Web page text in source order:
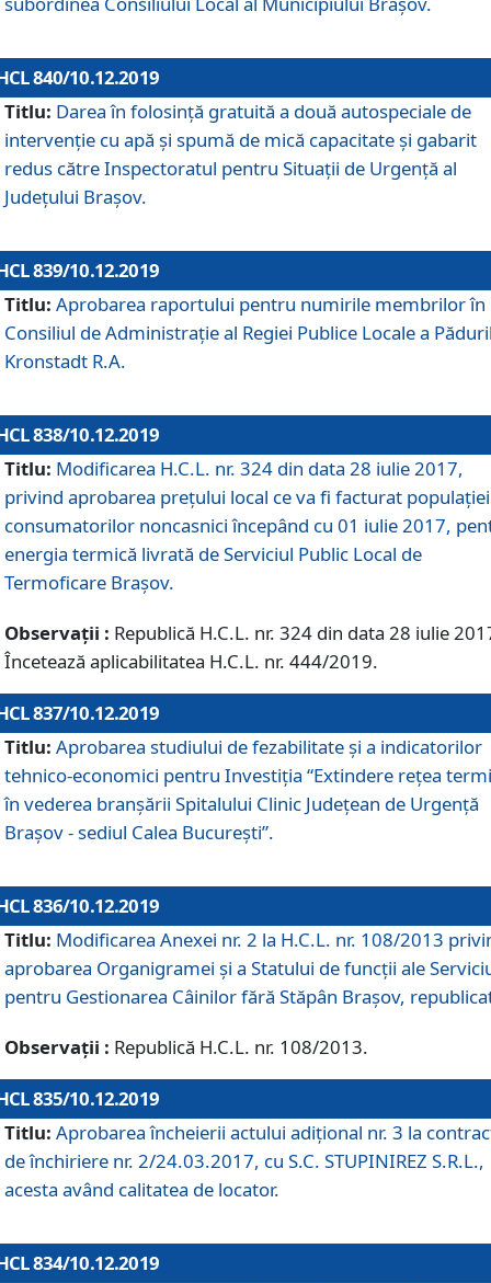
840/10.12.2019
Titlu: Darea în folosință gratuită a două autospeciale de
intervenție cu apă și spumă de mică capacitate și gabarit
redus către Inspectoratul pentru Situaţii de Urgenţă al
Judeţului Brașov.
839/10.12.2019
Titlu: Aprobarea raportului pentru numirile membrilor în
Consiliul de Administraţie al Regiei Publice Locale a
Kronstadt R.A.
838/10.12.2019
Titlu: Modificarea H.C.L. nr. 324 din data 28 iulie 2017,
privind aprobarea preţului local ce va fi facturat
consumatorilor noncasnici începând cu 01 iulie 2017,
energia termică livrată de Serviciul Public Local de
Termoficare Braşov.
Observații : Republică H.C.L. nr. 324 din data 28 iulie
Încetează aplicabilitatea H.C.L. nr. 444/2019.
837/10.12.2019
Titlu: Aprobarea studiului de fezabilitate și a indicatorilor
tehnico-economici pentru Investiția “Extindere rețea
în vederea branșării Spitalului Clinic Județean de Urgență
Brașov - sediul Calea București”.
836/10.12.2019
Titlu: Modificarea Anexei nr. 2 la H.C.L. nr. 108/2013
aprobarea Organigramei şi a Statului de funcții ale
pentru Gestionarea Câinilor fără Stăpân Brașov,
Observații : Republică H.C.L. nr. 108/2013.
835/10.12.2019
Titlu: Aprobarea încheierii actului adițional nr. 3 la
de închiriere nr. 2/24.03.2017, cu S.C. STUPINIREZ S.R.L.,
acesta având calitatea de locator.
834/10.12.2019